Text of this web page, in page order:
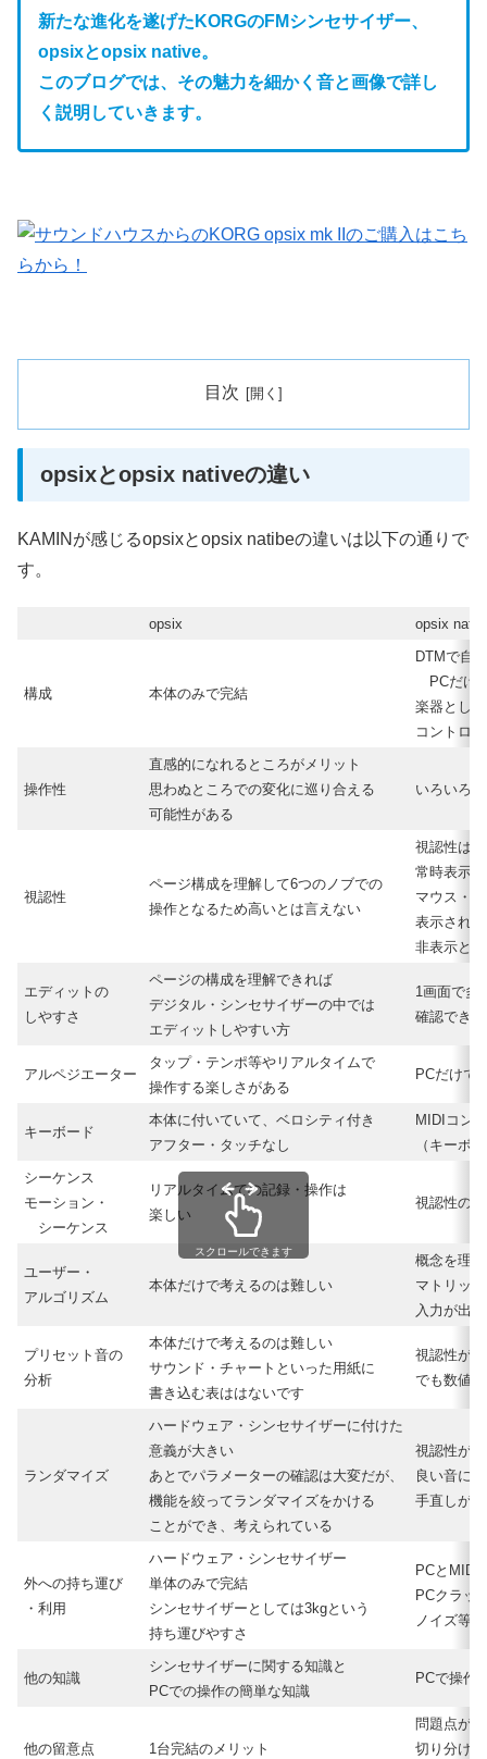
新たな進化を遂げたKORGのFMシンセサイザー、
opsixとopsix native。
このブログでは、その魅力を細かく音と画像で詳し
く説明していきます。
目次
opsixとopsix nativeの違い
KAMINが感じるopsixとopsix natibeの違いは以下の通りで
す。
opsix opsix
構成 本体のみで完結
DTMで自
PCだけ
楽器とし
コントロ
操作性
直感的になれるところがメリット
思わぬところでの変化に巡り合える
可能性がある
いろいろ
視認性
ページ構成を理解して6つのノブでの
操作となるため高いとは言えない
視認性は
常時表示
マウス・
表示され
非表示と
エディットの
しやすさ
ページの構成を理解できれば
デジタル・シンセサイザーの中では
エディットしやすい方
1画面で多
確認でき
アルペジエーター
タップ・テンポ等やリアルタイムで
操作する楽しさがある
PCだけで
キーボード
本体に付いていて、ベロシティ付き
アフター・タッチなし
MIDIコン
（キーボ
シーケンス
モーション・
シーケンス
リアルタイムでの記録・操作は
楽しい
視認性の
ユーザー・
アルゴリズム
本体だけで考えるのは難しい
概念を理
マトリッ
入力が出
プリセット音の
分析
本体だけで考えるのは難しい
サウンド・チャートといった用紙に
書き込む表ははないです
視認性が
でも数値
ランダマイズ
ハードウェア・シンセサイザーに付けた
意義が大きい
あとでパラメーターの確認は大変だが、
機能を絞ってランダマイズをかける
ことができ、考えられている
視認性が
良い音に
手直しが楽
外への持ち運び
・利用
ハードウェア・シンセサイザー
単体のみで完結
シンセサイザーとしては3kgという
持ち運びやすさ
PCとMIDI
PCクラッ
ノイズ等
他の知識
シンセサイザーに関する知識と
PCでの操作の簡単な知識
PCで操作
他の留意点 1台完結のメリット
問題点が
切り分け
スクロールできます